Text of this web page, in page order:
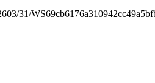
31/